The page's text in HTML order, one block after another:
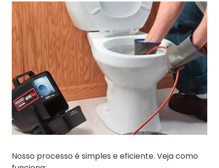
Nosso processo é simples e eficiente. Veja como